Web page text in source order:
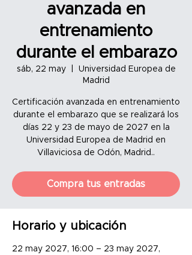
avanzada en
entrenamiento
durante el embarazo
sáb, 22 may
  |
Universidad Europea de
Madrid
Certificación avanzada en entrenamiento
durante el embarazo que se realizará los
días 22 y 23 de mayo de 2027 en la
Universidad Europea de Madrid en
Villaviciosa de Odón, Madrid..
Compra tus entradas
Horario y ubicación
22 may 2027, 16:00 – 23 may 2027,